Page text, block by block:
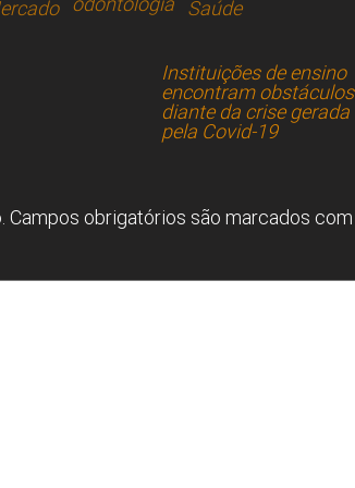
Saúde
Instituições de ensino
encontram obstáculos
diante da crise gerada
pela Covid-19
Campos obrigatórios são marcados com